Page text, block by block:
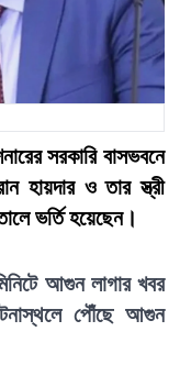
সরকারি বাসভবনে
হায়দার ও তার স্ত্রী
ভর্তি হয়েছেন।
আগুন লাগার খবর
পৌঁছে আগুন